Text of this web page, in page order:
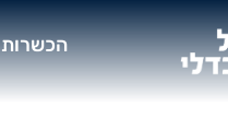
הכשרות